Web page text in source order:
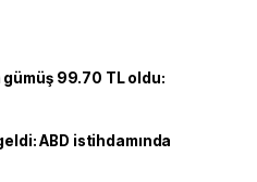
gümüş 99.70 TL oldu:
ABD istihdamında